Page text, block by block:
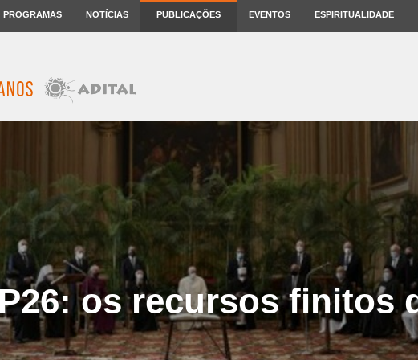
PROGRAMAS NOTÍCIAS PUBLICAÇÕES EVENTOS ESPIRITUALIDADE
os recursos finitos